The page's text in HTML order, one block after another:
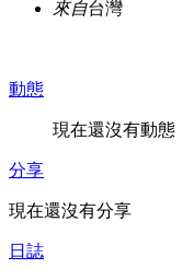
來自台灣
動態
現在還沒有動態
分享
現在還沒有分享
日誌